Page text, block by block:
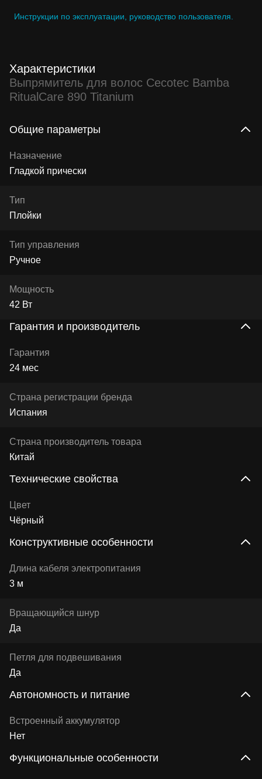
Инструкции по эксплуатации, руководство пользователя.
Характеристики
Выпрямитель для волос Cecotec Bamba
RitualCare 890 Titanium
Общие параметры
Назначение
Гладкой прически
Тип
Плойки
Тип управления
Ручное
Мощность
42 Вт
Гарантия и производитель
Гарантия
24 мес
Страна регистрации бренда
Испания
Страна производитель товара
Китай
Технические свойства
Цвет
Чёрный
Конструктивные особенности
Длина кабеля электропитания
3 м
Вращающийся шнур
Да
Петля для подвешивания
Да
Автономность и питание
Встроенный аккумулятор
Нет
Функциональные особенности